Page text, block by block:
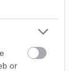
or